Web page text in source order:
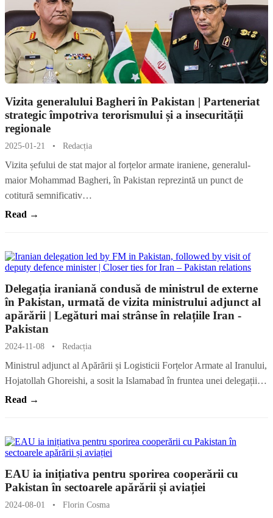
Vizita generalului Bagheri în Pakistan | Parteneriat
strategic împotriva terorismului și a insecurității
regionale
2025-01-21 • Redacția
Vizita șefului de stat major al forțelor armate iraniene, generalul-
maior Mohammad Bagheri, în Pakistan reprezintă un punct de
cotitură semnificativ…
Read →
Delegația iraniană condusă de ministrul de externe
în Pakistan, urmată de vizita ministrului adjunct al
apărării | Legături mai strânse în relațiile Iran -
Pakistan
2024-11-08 • Redacția
Ministrul adjunct al Apărării și Logisticii Forțelor Armate al Iranului,
Hojatollah Ghoreishi, a sosit la Islamabad în fruntea unei delegații…
Read →
EAU ia inițiativa pentru sporirea cooperării cu
Pakistan în sectoarele apărării și aviației
2024-08-01 • Florin Cosma